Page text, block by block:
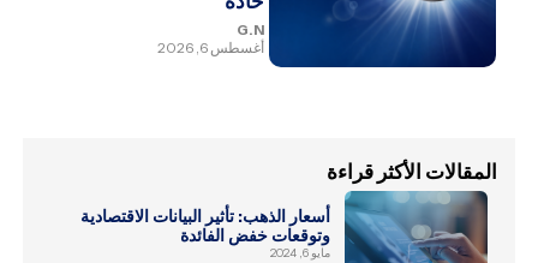
G.N
أغسطس 6, 2026
المقالات الأكثر قراءة
أسعار الذهب: تأثير البيانات الاقتصادية
وتوقعات خفض الفائدة
مايو 6, 2024